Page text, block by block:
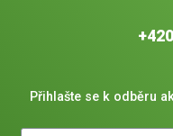
Přihlašte se k odběru